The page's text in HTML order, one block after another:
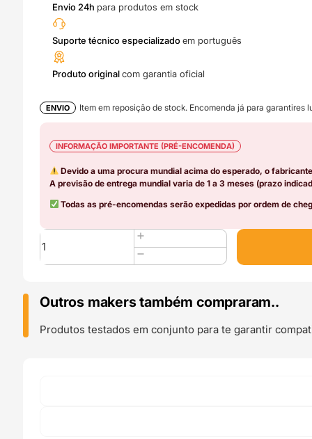
Envio 24h para produtos em stock
Suporte técnico especializadoem português
Produto originalcom garantia oficial
ENVIO Item em reposição de stock. Encomenda já para garantires
INFORMAÇÃO IMPORTANTE (PRÉ-ENCOMENDA)
Devido a uma procura mundial acima do esperado, o
A previsão de entrega mundial varia de 1 a 3 meses (prazo
Todas as pré-encomendas serão expedidas por ordem de
Quantidade
de
Right
Safety
(H2D
Outros makers também compraram..
Produtos testados em conjunto para te garantir